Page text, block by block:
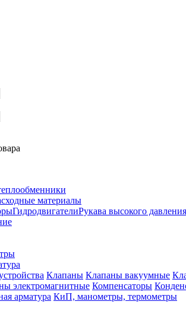
материалы
ГидродвигателиРукава высокого давления
Клапаны Клапаны вакуумные
электромагнитные Компенсаторы
арматура КиП, манометры, термометры